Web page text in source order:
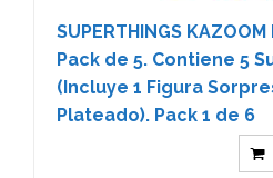
SUPERTHINGS
Pack de 5. Contiene 5
(Incluye 1 Figura
Plateado). Pack 1 de 6